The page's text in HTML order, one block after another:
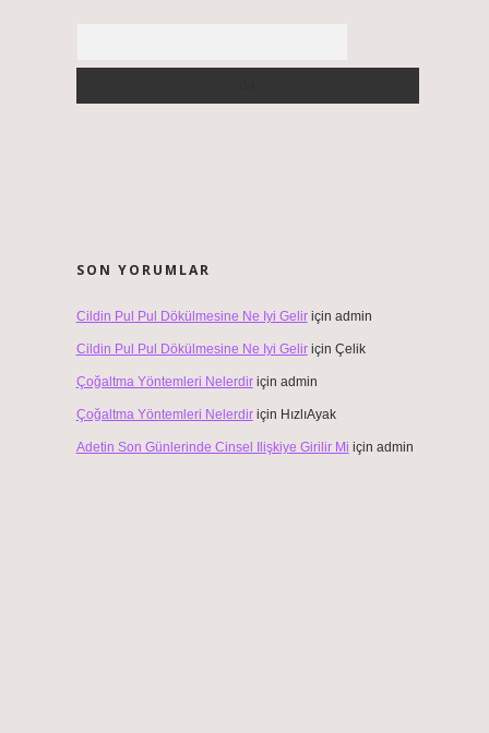
SON YORUMLAR
Cildin Pul Pul Dökülmesine Ne Iyi Geliriçin admin
Cildin Pul Pul Dökülmesine Ne Iyi Geliriçin Çelik
Çoğaltma Yöntemleri Nelerdiriçin admin
Çoğaltma Yöntemleri Nelerdiriçin HızlıAyak
Adetin Son Günlerinde Cinsel Ilişkiye Girilir Mi için admin